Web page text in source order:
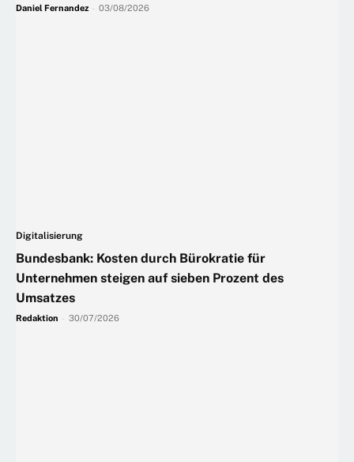
Daniel Fernandez 03/08/2026
Digitalisierung
Bundesbank: Kosten durch Bürokratie für
Unternehmen steigen auf sieben Prozent des
Umsatzes
Redaktion 30/07/2026